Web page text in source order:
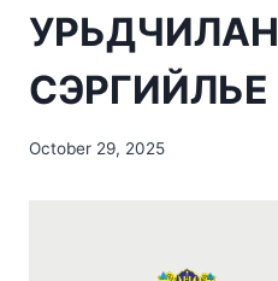
УРЬДЧИЛАН
СЭРГИЙЛЬЕ
October 29, 2025